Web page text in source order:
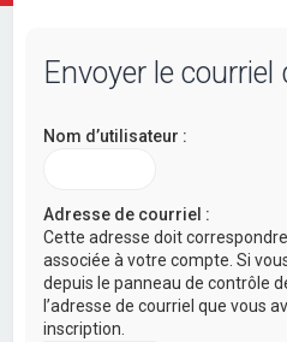
Envoyer le courriel
Nom d’utilisateur :
Adresse de courriel :
Cette adresse doit
associée à votre compte. Si
depuis le panneau de contrôle
l’adresse de courriel que vous
inscription.